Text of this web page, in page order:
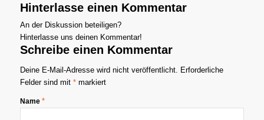
Hinterlasse einen Kommentar
An der Diskussion beteiligen?
Hinterlasse uns deinen Kommentar!
Schreibe einen Kommentar
Deine E-Mail-Adresse wird nicht veröffentlicht.
Erforderliche
Felder sind mit *markiert
Name *